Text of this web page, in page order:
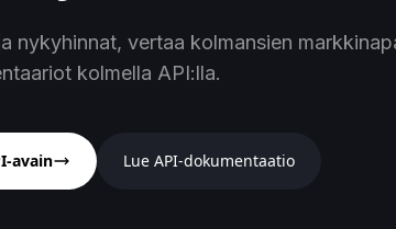
nykyhinnat, vertaa kolmansien
kolmella API:lla.
avain Lue API-dokumentaatio